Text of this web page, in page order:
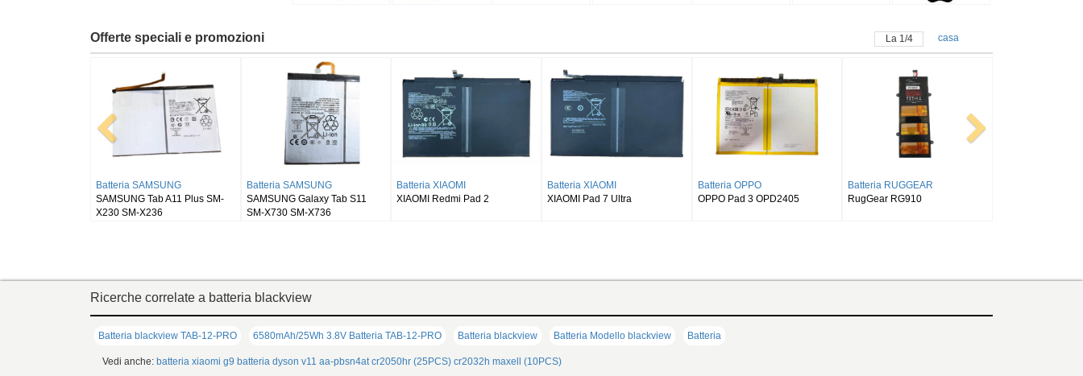
Offerte speciali e promozioni La 1/4 casa
Batteria RUGGEAR
Batteria BLACKVIEW
Blackview DK111
Batteria SAMSUNG
SAMSUNG Galaxy Tab S8 Ultra
SM-X900
Batteria SAMSUNG
SAMSUNG Galaxy Tab S9 Plus
Batteria SAMSUNG
SAMSUNG Galaxy Tab S9FE
Batteria SAMSUNG
SAMSUNG Tab Active Pro SM-
Batteria ALLDOCUBE
Alldocube T50
Ricerche correlate a batteria blackview
Batteria blackview TAB-12-PRO 6580mAh/25Wh 3.8V Batteria TAB-12-PRO Batteria blackview Batteria Modello blackview Batteria
Vedi anche: batteria xiaomi g9 batteria dyson v11 aa-pbsn4at cr2050hr (25PCS) cr2032h maxell (10PCS)